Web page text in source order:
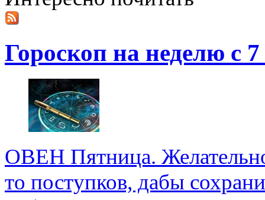
Гороскоп на неделю с 7
ОВЕН Пятница.
то поступков, дабы